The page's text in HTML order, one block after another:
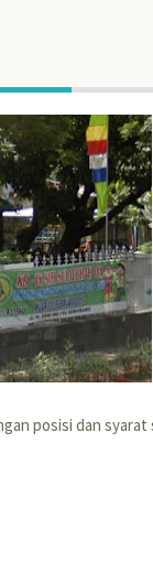
posisi dan